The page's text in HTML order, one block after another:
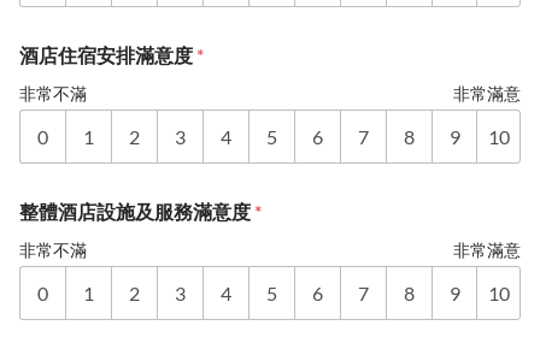
酒店住宿安排滿意度 *
非常不滿 非常滿意
0 1 2 3 4 5 6 7 8 9 10
整體酒店設施及服務滿意度 *
非常不滿 非常滿意
0 1 2 3 4 5 6 7 8 9 10